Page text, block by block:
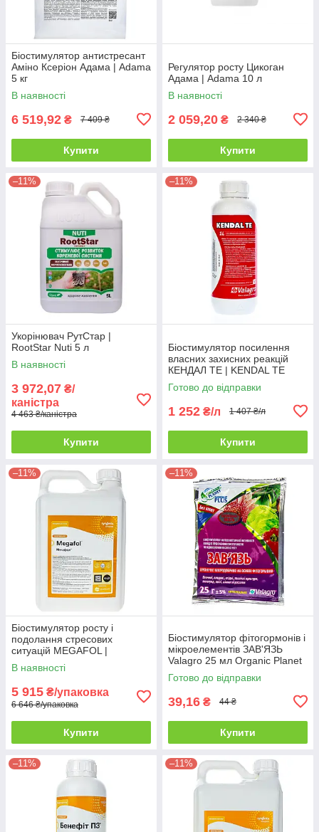
Біостимулятор антистресант
Аміно Ксеріон Адама | Adama
5 кг
В наявності
6 519,92 ₴ 7 409 ₴
Купити
Регулятор росту Цикоган
Адама | Adama 10 л
В наявності
2 059,20 ₴ 2 340 ₴
Купити
–11%
Укорінювач РутСтар |
RootStar Nuti 5 л
В наявності
3 972,07 ₴/
каністра
4 463 ₴/каністра
Купити
–11%
Біостимулятор посилення
власних захисних реакцій
КЕНДАЛ ТЕ | KENDAL TE
Valagro 1 л
Готово до відправки
1 252 ₴/л 1 407 ₴/л
Купити
–11%
Біостимулятор росту і
подолання стресових
ситуацій MEGAFOL |
МЕГАФОЛ Valagro 10 л
В наявності
5 915 ₴/упаковка
6 646 ₴/упаковка
Купити
–11%
Біостимулятор фітогормонів і
мікроелементів ЗАВ'ЯЗЬ
Valagro 25 мл Organic Planet
Готово до відправки
39,16 ₴ 44 ₴
Купити
–11% –11%